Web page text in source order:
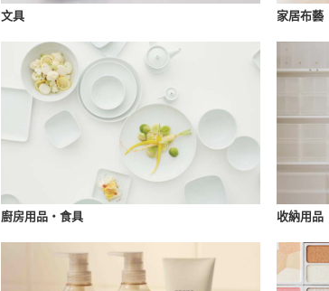
文具 家居布藝
廚房用品・食具 收納用品